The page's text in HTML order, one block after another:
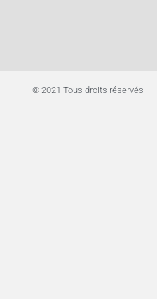
© 2021 Tous droits réservés